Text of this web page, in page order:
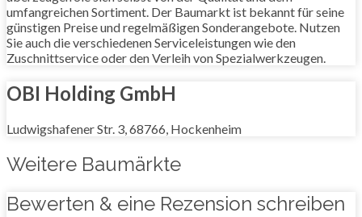
umfangreichen Sortiment. Der Baumarkt ist bekannt für seine
günstigen Preise und regelmäßigen Sonderangebote. Nutzen
Sie auch die verschiedenen Serviceleistungen wie den
Zuschnittservice oder den Verleih von Spezialwerkzeugen.
OBI Holding GmbH
Ludwigshafener Str. 3, 68766, Hockenheim
Weitere Baumärkte
Bewerten & eine Rezension schreiben